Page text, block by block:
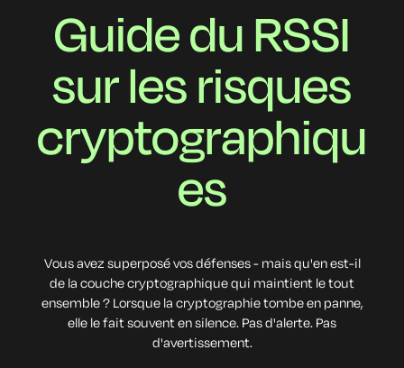
Guide du RSSI
sur les risques
cryptographiqu
es
Vous avez superposé vos défenses - mais qu'en est-il
de la couche cryptographique qui maintient le tout
ensemble ? Lorsque la cryptographie tombe en panne,
elle le fait souvent en silence. Pas d'alerte. Pas
d'avertissement.